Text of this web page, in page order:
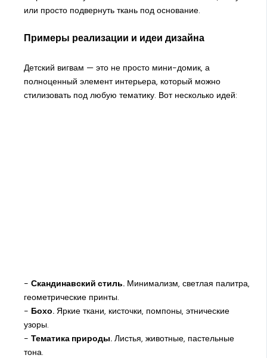
или просто подвернуть ткань под основание.
Примеры реализации и идеи дизайна
Детский вигвам — это не просто мини-домик, а
полноценный элемент интерьера, который можно
стилизовать под любую тематику. Вот несколько идей:
- Скандинавский стиль.Минимализм, светлая палитра,
геометрические принты.
- Бохо.Яркие ткани, кисточки, помпоны, этнические
узоры.
- Тематика природы.Листья, животные, пастельные
тона.